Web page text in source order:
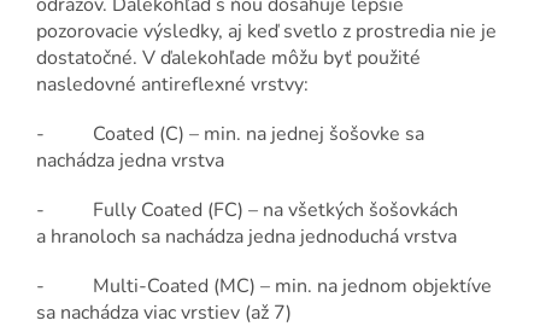
pozorovacie výsledky, aj keď svetlo z prostredia nie je
dostatočné. V ďalekohľade môžu byť použité
nasledovné antireflexné vrstvy:
- Coated (C) – min. na jednej šošovke sa
nachádza jedna vrstva
- Fully Coated (FC) – na všetkých šošovkách
a hranoloch sa nachádza jedna jednoduchá vrstva
- Multi-Coated (MC) – min. na jednom objektíve
sa nachádza viac vrstiev (až 7)